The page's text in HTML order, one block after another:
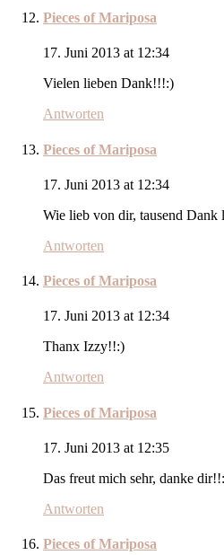
Pieces of Mariposa
17. Juni 2013 at 12:34
Vielen lieben Dank!!!:)
Antworten
Pieces of Mariposa
17. Juni 2013 at 12:34
Wie lieb von dir, tausend Dank
Antworten
Pieces of Mariposa
17. Juni 2013 at 12:34
Thanx Izzy!!:)
Antworten
Pieces of Mariposa
17. Juni 2013 at 12:35
Das freut mich sehr, danke
Antworten
Pieces of Mariposa